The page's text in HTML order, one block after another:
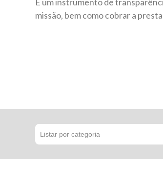
missão, bem como cobrar a
Listar por categoria